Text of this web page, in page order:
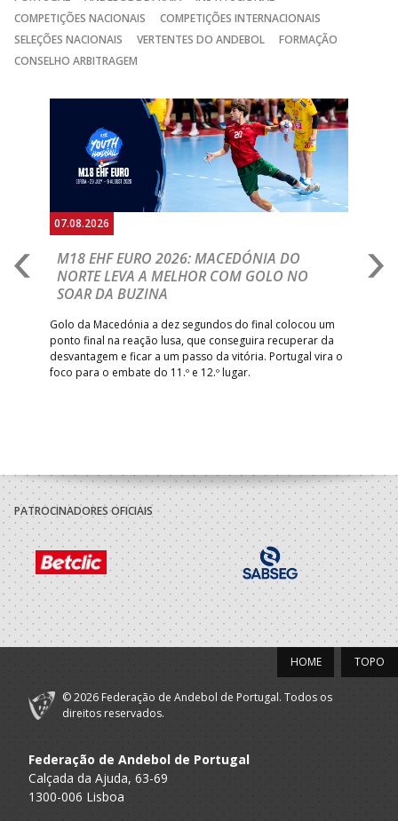
COMPETIÇÕES NACIONAIS
COMPETIÇÕES INTERNACIONAIS
SELEÇÕES NACIONAIS
VERTENTES DO ANDEBOL
FORMAÇÃO
CONSELHO ARBITRAGEM
07.08.2026
M18 EHF EURO 2026: MACEDÓNIA DO
NORTE LEVA A MELHOR COM GOLO NO
SOAR DA BUZINA
Golo da Macedónia a dez segundos do final colocou um
ponto final na reação lusa, que conseguira recuperar da
desvantagem e ficar a um passo da vitória. Portugal vira o
foco para o embate do 11.º e 12.º lugar.
PATROCINADORES OFICIAIS
TOPO
HOME
© 2026 Federação de Andebol de Portugal. Todos os
direitos reservados.
Federação de Andebol de Portugal
Calçada da Ajuda, 63-69
1300-006 Lisboa